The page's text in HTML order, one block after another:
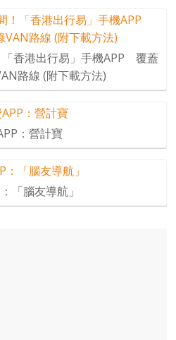
香港出行易」手機APP 覆蓋
路線 (附下載方法)
：營計寶
「腦友導航」